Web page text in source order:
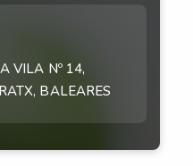
VILA Nº 14,
BALEARES